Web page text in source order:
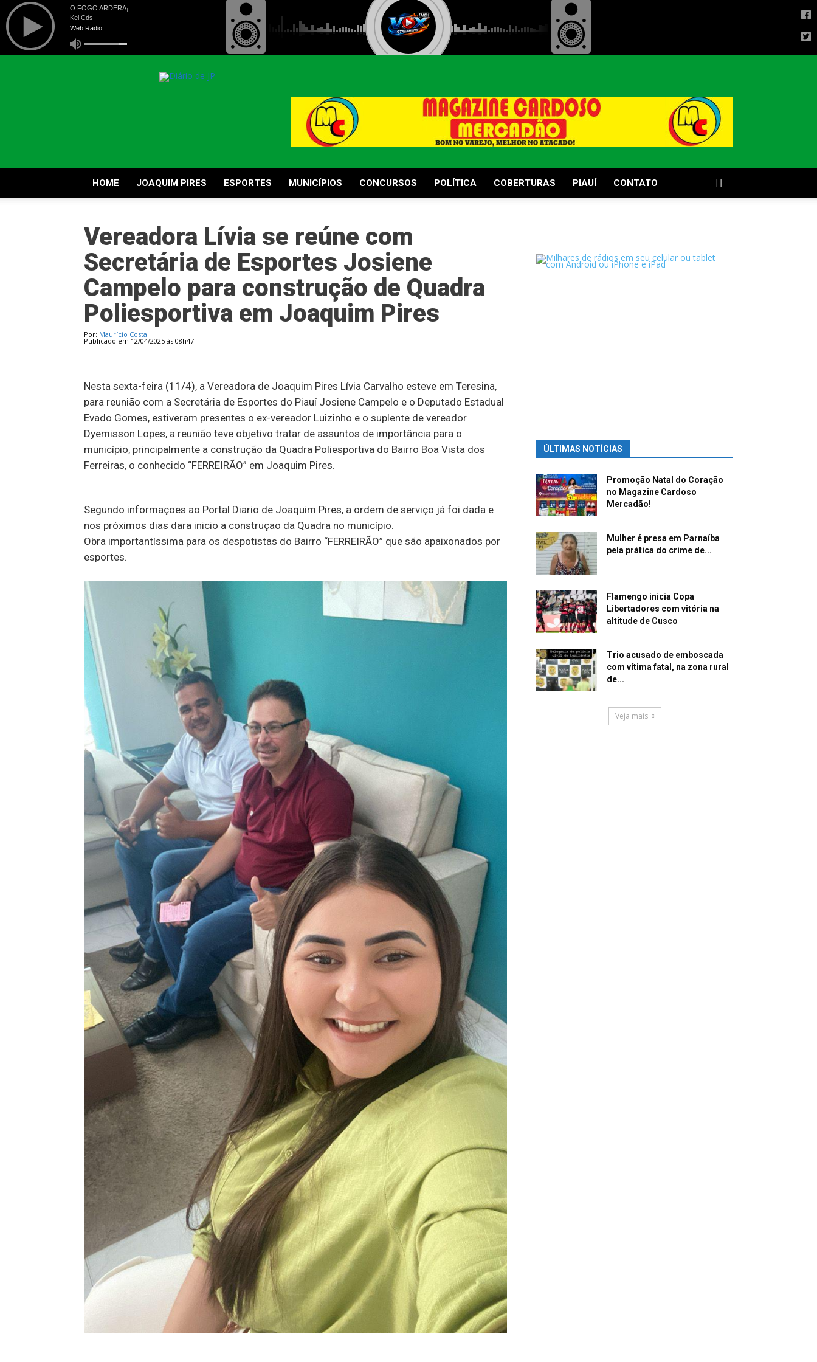
HOME JOAQUIM PIRES ESPORTES MUNICÍPIOS CONCURSOS POLÍTICA COBERTURAS PIAUÍ CONTATO
Vereadora Lívia se reúne com
Secretária de Esportes Josiene
Campelo para construção de Quadra
Poliesportiva em Joaquim Pires
Por: Maurício Costa
Publicado em 12/04/2025 às 08h47
Nesta sexta-feira (11/4), a Vereadora de Joaquim Pires Lívia Carvalho esteve em Teresina,
para reunião com a Secretária de Esportes do Piauí Josiene Campelo e o Deputado Estadual
Evado Gomes, estiveram presentes o ex-vereador Luizinho e o suplente de vereador
Dyemisson Lopes, a reunião teve objetivo tratar de assuntos de importância para o
município, principalmente a construção da Quadra Poliesportiva do Bairro Boa Vista dos
Ferreiras, o conhecido “FERREIRÃO” em Joaquim Pires.
Segundo informaçoes ao Portal Diario de Joaquim Pires, a ordem de serviço já foi dada e
nos próximos dias dara inicio a construçao da Quadra no município.
Obra importantíssima para os despotistas do Bairro “FERREIRÃO” que são apaixonados por
esportes.
ÚLTIMAS NOTÍCIAS
Promoção Natal do Coração
no Magazine Cardoso
Mercadão!
Mulher é presa em Parnaíba
pela prática do crime de...
Flamengo inicia Copa
Libertadores com vitória na
altitude de Cusco
Trio acusado de emboscada
com vítima fatal, na zona rural
de...
Veja mais